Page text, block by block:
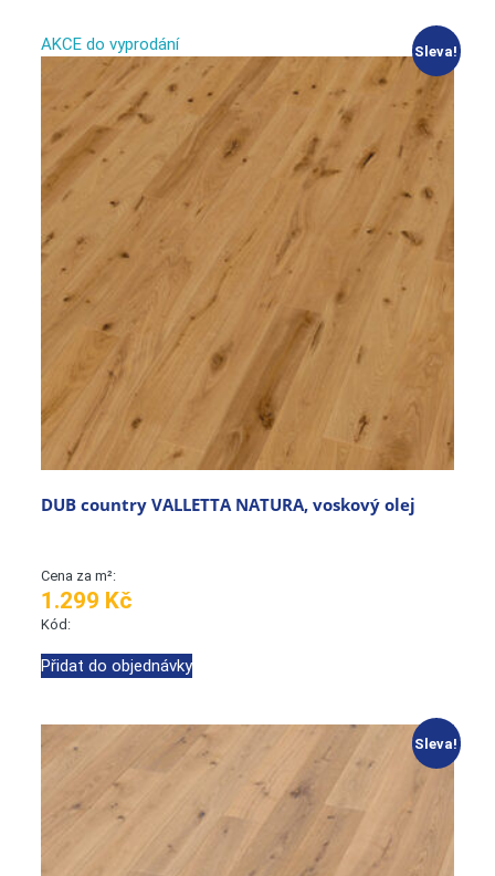
Sleva!
AKCE do vyprodání
DUB country VALLETTA NATURA, voskový olej
Cena za m²:
1.299 Kč
Kód:
Přidat do objednávky
Sleva!